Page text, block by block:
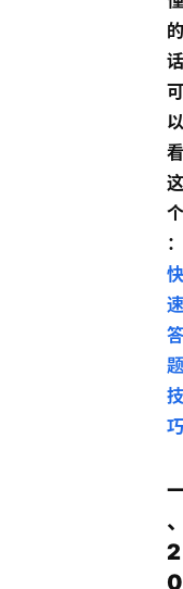
的
话
可
以
看
这
个
：
快
速
答
题
技
巧
2
0